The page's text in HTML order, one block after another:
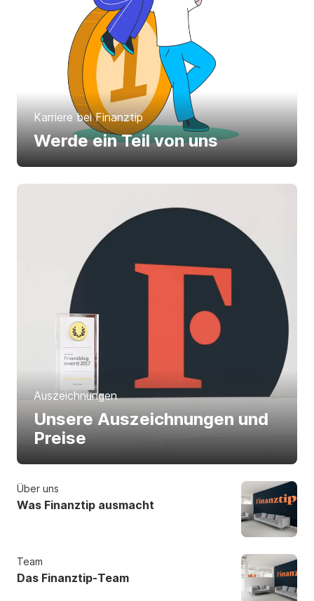
Karriere bei Finanztip
Werde ein Teil von uns
Auszeichnungen
Unsere Auszeichnungen und
Preise
Über uns
Was Finanztip ausmacht
Team
Das Finanztip-Team